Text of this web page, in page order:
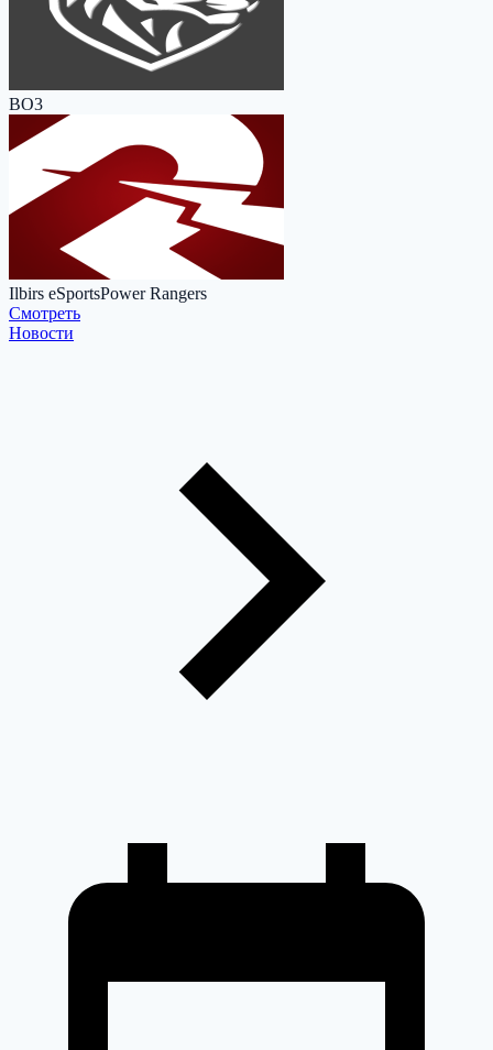
BO3
Ilbirs eSportsPower Rangers
Cмотреть
Новости